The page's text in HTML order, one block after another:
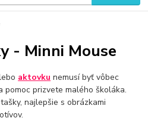
- Minni Mouse
aktovku nemusí byť vôbec
pomoc prizvete malého školáka.
najlepšie s obrázkami